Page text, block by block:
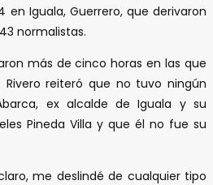
en Iguala, Guerrero, que derivaron
normalistas.
más de cinco horas en las que
Rivero reiteró que no tuvo ningún
ex alcalde de Iguala y su
Pineda Villa y que él no fue su
me deslindé de cualquier tipo